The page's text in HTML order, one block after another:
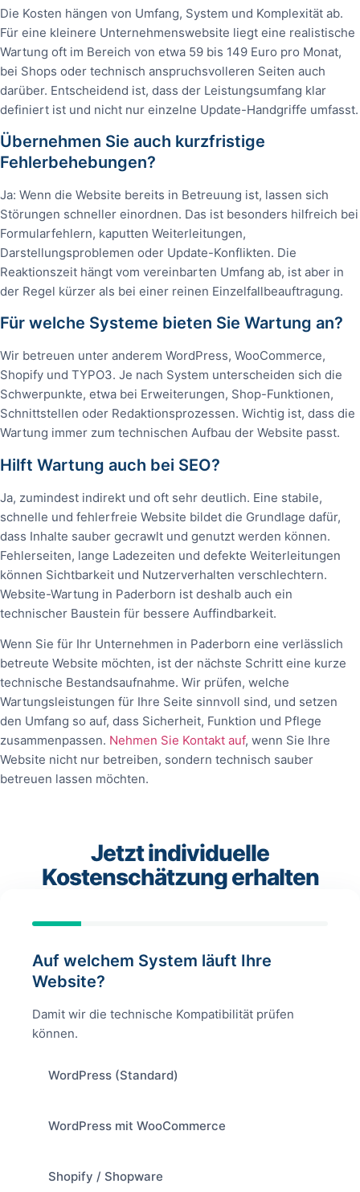
Die Kosten hängen von Umfang, System und Komplexität ab.
Für eine kleinere Unternehmenswebsite liegt eine realistische
Wartung oft im Bereich von etwa 59 bis 149 Euro pro Monat,
bei Shops oder technisch anspruchsvolleren Seiten auch
darüber. Entscheidend ist, dass der Leistungsumfang klar
definiert ist und nicht nur einzelne Update-Handgriffe umfasst.
Übernehmen Sie auch kurzfristige
Fehlerbehebungen?
Ja: Wenn die Website bereits in Betreuung ist, lassen sich
Störungen schneller einordnen. Das ist besonders hilfreich bei
Formularfehlern, kaputten Weiterleitungen,
Darstellungsproblemen oder Update-Konflikten. Die
Reaktionszeit hängt vom vereinbarten Umfang ab, ist aber in
der Regel kürzer als bei einer reinen Einzelfallbeauftragung.
Für welche Systeme bieten Sie Wartung an?
Wir betreuen unter anderem WordPress, WooCommerce,
Shopify und TYPO3. Je nach System unterscheiden sich die
Schwerpunkte, etwa bei Erweiterungen, Shop-Funktionen,
Schnittstellen oder Redaktionsprozessen. Wichtig ist, dass die
Wartung immer zum technischen Aufbau der Website passt.
Hilft Wartung auch bei SEO?
Ja, zumindest indirekt und oft sehr deutlich. Eine stabile,
schnelle und fehlerfreie Website bildet die Grundlage dafür,
dass Inhalte sauber gecrawlt und genutzt werden können.
Fehlerseiten, lange Ladezeiten und defekte Weiterleitungen
können Sichtbarkeit und Nutzerverhalten verschlechtern.
Website-Wartung in Paderborn ist deshalb auch ein
technischer Baustein für bessere Auffindbarkeit.
Wenn Sie für Ihr Unternehmen in Paderborn eine verlässlich
betreute Website möchten, ist der nächste Schritt eine kurze
technische Bestandsaufnahme. Wir prüfen, welche
Wartungsleistungen für Ihre Seite sinnvoll sind, und setzen
den Umfang so auf, dass Sicherheit, Funktion und Pflege
zusammenpassen. Nehmen Sie Kontakt auf, wenn Sie Ihre
Website nicht nur betreiben, sondern technisch sauber
betreuen lassen möchten.
Jetzt individuelle
Kostenschätzung erhalten
Auf welchem System läuft Ihre
Website?
Damit wir die technische Kompatibilität prüfen
können.
WordPress (Standard)
WordPress mit WooCommerce
Shopify / Shopware